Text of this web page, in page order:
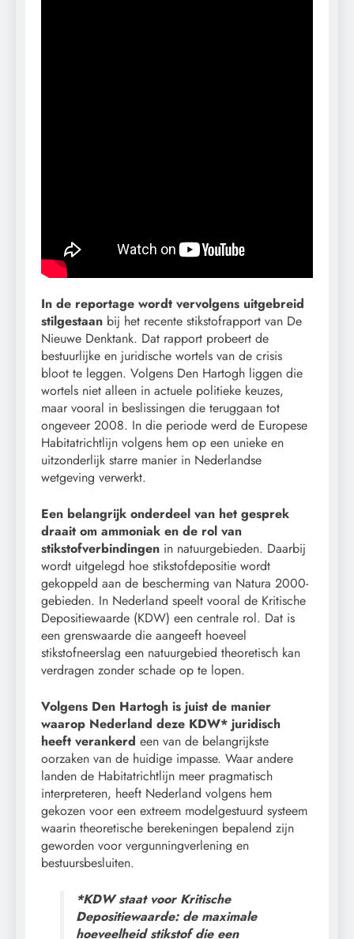
In de reportage wordt vervolgens uitgebreid
stilgestaan bij het recente stikstofrapport van De
Nieuwe Denktank. Dat rapport probeert de
bestuurlijke en juridische wortels van de crisis
bloot te leggen. Volgens Den Hartogh liggen die
wortels niet alleen in actuele politieke keuzes,
maar vooral in beslissingen die teruggaan tot
ongeveer 2008. In die periode werd de Europese
Habitatrichtlijn volgens hem op een unieke en
uitzonderlijk starre manier in Nederlandse
wetgeving verwerkt.
Een belangrijk onderdeel van het gesprek
draait om ammoniak en de rol van
stikstofverbindingen in natuurgebieden. Daarbij
wordt uitgelegd hoe stikstofdepositie wordt
gekoppeld aan de bescherming van Natura 2000-
gebieden. In Nederland speelt vooral de Kritische
Depositiewaarde (KDW) een centrale rol. Dat is
een grenswaarde die aangeeft hoeveel
stikstofneerslag een natuurgebied theoretisch kan
verdragen zonder schade op te lopen.
Volgens Den Hartogh is juist de manier
waarop Nederland deze KDW* juridisch
heeft verankerd een van de belangrijkste
oorzaken van de huidige impasse. Waar andere
landen de Habitatrichtlijn meer pragmatisch
interpreteren, heeft Nederland volgens hem
gekozen voor een extreem modelgestuurd systeem
waarin theoretische berekeningen bepalend zijn
geworden voor vergunningverlening en
bestuursbesluiten.
*KDW staat voor Kritische
Depositiewaarde: de maximale
hoeveelheid stikstof die een